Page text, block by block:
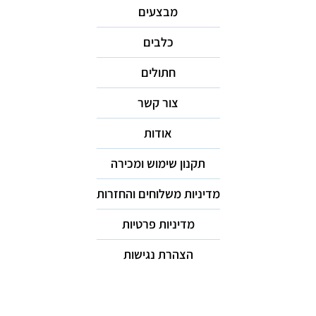
מבצעים
כלבים
חתולים
צור קשר
אודות
תקנון שימוש ומכירה
מדיניות משלוחים והחזרות
מדיניות פרטיות
הצהרת נגישות